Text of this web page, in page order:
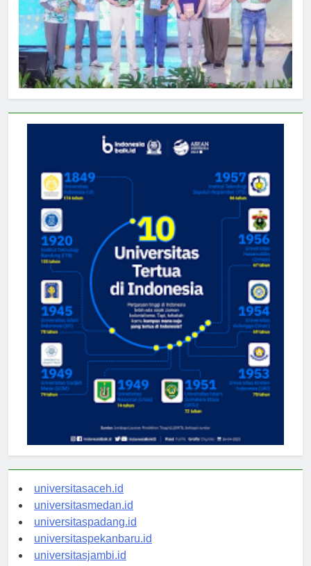
universitasaceh.id
universitasmedan.id
universitaspadang.id
universitaspekanbaru.id